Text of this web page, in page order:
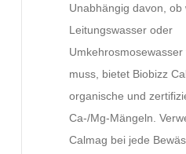
Unabhängig davon, ob
Leitungswasser oder
muss, bietet Biobizz
organische und
Ca-/Mg-Mängeln.
Calmag bei jede